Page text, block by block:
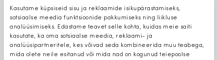
Kasutame küpsiseid sisu ja reklaamide isikupärastamiseks,
sotsiaalse meedia funktsioonide pakkumiseks ning liikluse
analüüsimiseks. Edastame teavet selle kohta, kuidas meie saiti
kasutate, ka oma sotsiaalse meedia, reklaami- ja
analüüsipartneritele, kes võivad seda kombineerida muu teabega,
mida olete neile esitanud või mida nad on kogunud teiepoolse